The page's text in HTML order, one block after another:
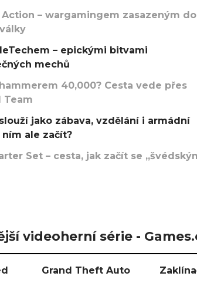
– wargamingem zasazeným do
– epickými bitvami
mechů
40,000? Cesta vede přes
Team
jako zábava, vzdělání i armádní
ním ale začít?
Set – cesta, jak začít se
videoherní série -
Grand Theft Auto